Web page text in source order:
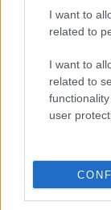
I want to
related to
I want to
related to
user
I